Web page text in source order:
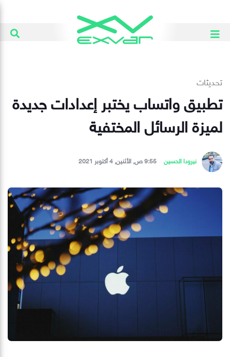
تحديثات
تطبيق واتساب يختبر إعدادات جديدة
لميزة الرسائل المختفية
نيرودا الحسين 9:55 ص, الأثنين, 4 أكتوبر 2021